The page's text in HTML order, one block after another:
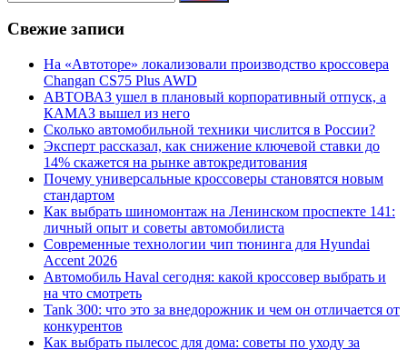
Свежие записи
На «Автоторе» локализовали производство кроссовера
Changan CS75 Plus AWD
АВТОВАЗ ушел в плановый корпоративный отпуск, а
КАМАЗ вышел из него
Сколько автомобильной техники числится в России?
Эксперт рассказал, как снижение ключевой ставки до
14% скажется на рынке автокредитования
Почему универсальные кроссоверы становятся новым
стандартом
Как выбрать шиномонтаж на Ленинском проспекте 141:
личный опыт и советы автомобилиста
Современные технологии чип тюнинга для Hyundai
Accent 2026
Автомобиль Haval сегодня: какой кроссовер выбрать и
на что смотреть
Tank 300: что это за внедорожник и чем он отличается от
конкурентов
Как выбрать пылесос для дома: советы по уходу за